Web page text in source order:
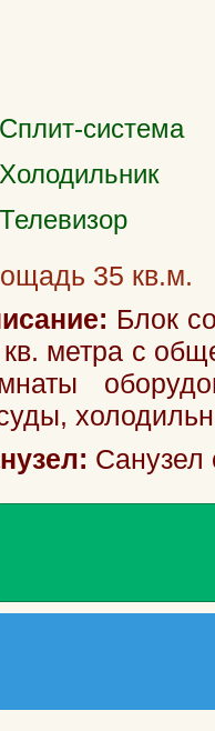
Сплит-система
Холодильник
Телевизор
35 кв.м.
Блок
метра с